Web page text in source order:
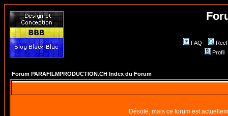
FAQ
Profil
Forum PARAFILMPRODUCTION.CH Index du Forum
Désolé, mais ce forum est